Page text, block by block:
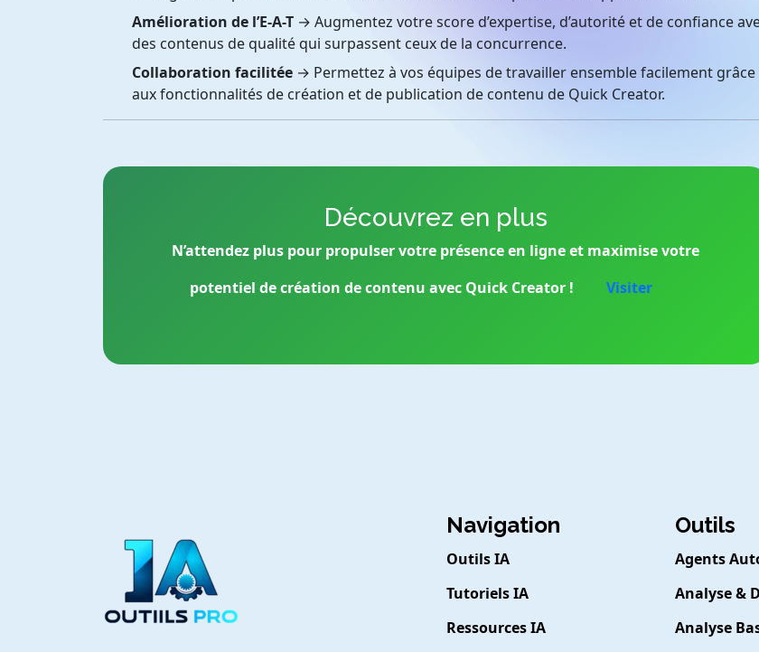
Amélioration de l’E-A-T → Augmentez votre score d’expertise, d’autorité et de confiance
des contenus de qualité qui surpassent ceux de la concurrence.
Collaboration facilitée → Permettez à vos équipes de travailler ensemble facilement grâce
aux fonctionnalités de création et de publication de contenu de Quick Creator.
Découvrez en plus
N’attendez plus pour propulser votre présence en ligne et maximise votre
potentiel de création de contenu avec Quick Creator !
Visiter
Navigation
Outils IA
Tutoriels IA
Ressources IA
Outils
Agents
Analyse &
Analyse